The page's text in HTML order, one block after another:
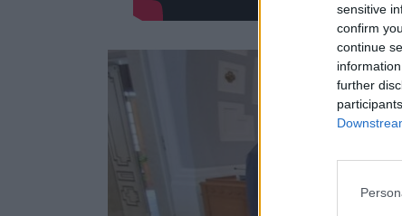
sensitive
confirm
continue
further